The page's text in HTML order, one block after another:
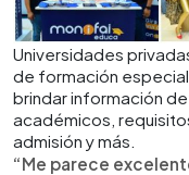
Universidades
de formación
brindar información
académicos,
admisión y más.
“Me parece